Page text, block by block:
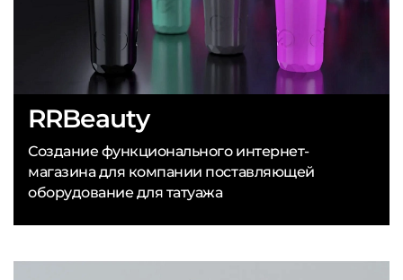
RRBeauty
Создание функционального интернет-
магазина для компании поставляющей
оборудование для татуажа